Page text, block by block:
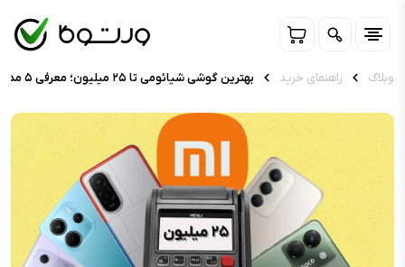
وبلاگ راهنمای خرید بهترین گوشی شیائومی تا ۲۵ میلیون؛ معرفی ۵ مدل برتر (مرداد ۱۴۰۵)